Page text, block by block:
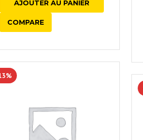
AJOUTER AU PANIER
COMPARE